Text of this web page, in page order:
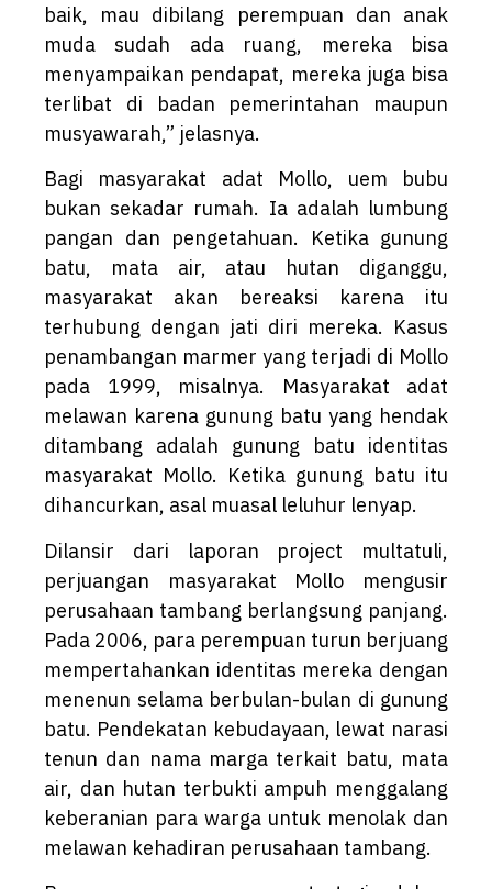
baik, mau dibilang perempuan dan anak
muda sudah ada ruang, mereka bisa
menyampaikan pendapat, mereka juga bisa
terlibat di badan pemerintahan maupun
musyawarah,” jelasnya.
Bagi masyarakat adat Mollo, uem bubu
bukan sekadar rumah. Ia adalah lumbung
pangan dan pengetahuan. Ketika gunung
batu, mata air, atau hutan diganggu,
masyarakat akan bereaksi karena itu
terhubung dengan jati diri mereka. Kasus
penambangan marmer yang terjadi di Mollo
pada 1999, misalnya. Masyarakat adat
melawan karena gunung batu yang hendak
ditambang adalah gunung batu identitas
masyarakat Mollo. Ketika gunung batu itu
dihancurkan, asal muasal leluhur lenyap.
Dilansir dari laporan project multatuli,
perjuangan masyarakat Mollo mengusir
perusahaan tambang berlangsung panjang.
Pada 2006, para perempuan turun berjuang
mempertahankan identitas mereka dengan
menenun selama berbulan-bulan di gunung
batu. Pendekatan kebudayaan, lewat narasi
tenun dan nama marga terkait batu, mata
air, dan hutan terbukti ampuh menggalang
keberanian para warga untuk menolak dan
melawan kehadiran perusahaan tambang.